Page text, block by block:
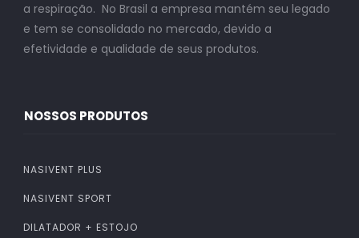
a respiração. No Brasil a empresa mantém seu legado
e tem se consolidado no mercado, devido a
efetividade e qualidade de seus produtos.
NOSSOS PRODUTOS
NASIVENT PLUS
NASIVENT SPORT
DILATADOR + ESTOJO